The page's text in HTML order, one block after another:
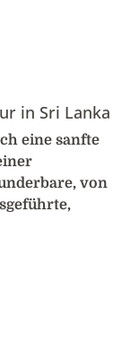
in Sri Lanka
eine sanfte
von